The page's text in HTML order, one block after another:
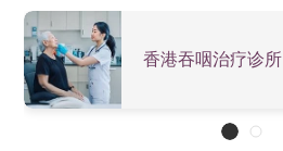
香港吞咽治疗诊所